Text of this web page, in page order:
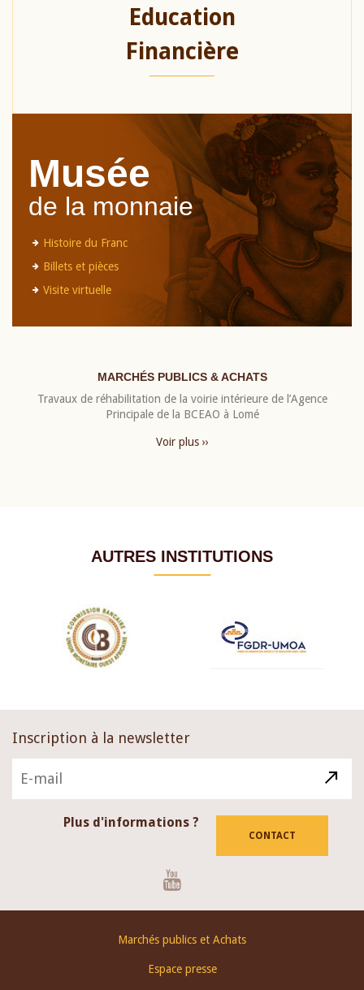
Education
Financière
Musée
de la monnaie
Histoire du Franc
Billets et pièces
Visite virtuelle
MARCHÉS PUBLICS & ACHATS
Travaux de réhabilitation de la voirie intérieure de l’Agence
Principale de la BCEAO à Lomé
Voir plus ››
AUTRES INSTITUTIONS
Inscription à la newsletter
Plus d'informations ?
CONTACT
Marchés publics et Achats
Espace presse